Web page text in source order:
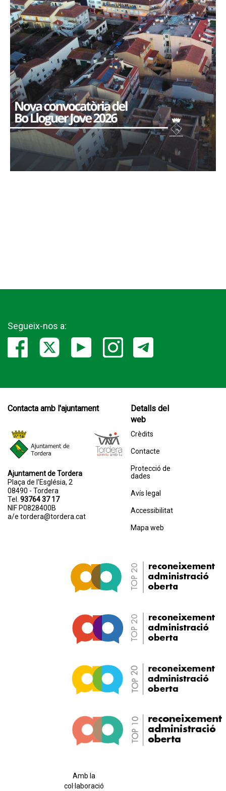
Segueix-nos a:
Contacta amb l'ajuntament
Ajuntament de Tordera
Plaça de l'Església, 2
08490 - Tordera
Tel. 93764 37 17
NIF P0828400B
a/e tordera@tordera.cat
Detalls del
web
Crèdits
Contacte
Protecció de
dades
Avís legal
Accessibilitat
Mapa web
Amb la
col·laboració